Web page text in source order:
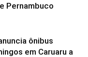
Pernambuco
ônibus
em Caruaru a